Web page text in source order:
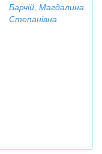
Барчій, Магдалина
Степанівна